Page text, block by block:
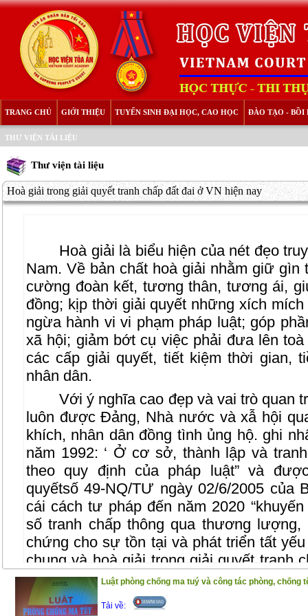
TRANG CHỦ GIỚI THIỆU TUYỂN SINH ĐẠI HỌC, CAO HỌC ĐÀO TẠO - BỒI
THƯ VIỆN TÀI LIỆU
Thư viện tài liệu
Hoà giải trong giải quyết tranh chấp đất đai ở VN hiện nay
Hoà giải là biểu hiện của nét đẹo
Nam. Về bản chất hoà giải nhằm giữ gìn
cường đoàn kết, tương thân, tương ái,
đồng; kịp thời giải quyết những xích
ngừa hành vi vi phạm pháp luật; góp
xã hội; giảm bớt cụ việc phải đưa lên
các cấp giải quyết, tiết kiệm thời gian,
nhân dân.
Với ý nghĩa cao đẹp và vai trò quan
luôn được Đảng, Nhà nước và xẫ hội
khích, nhân dân đồng tình ủng hộ. ghi
năm 1992: ‘ Ở cơ sở, thành lập và
theo quy định của pháp luật” và
quyếtsố 49-NQ/TƯ ngày 02/6/2005 của
cái cách tư pháp đến năm 2020
số tranh chấp thông qua thương lượng,
chứng cho sự tồn tại và phát triển tất
chung và hoà giải trong giải quyết tranh
chế hoá quy định trên của
Hiến pháp
đã ban hành Luật Hoà giải cở sở và luật
Luật phòng chống ma tuý và công tác phòng, chống
Tải về: